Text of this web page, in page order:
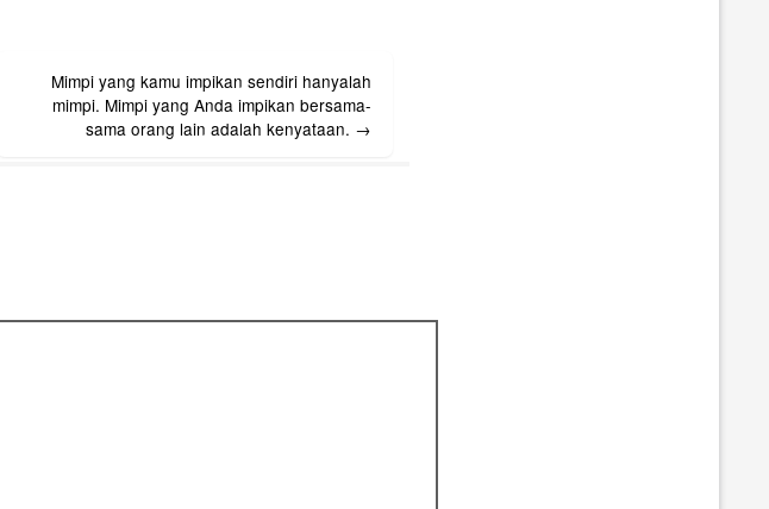
Mimpi yang kamu impikan sendiri hanyalah
mimpi. Mimpi yang Anda impikan bersama-
sama orang lain adalah kenyataan. →